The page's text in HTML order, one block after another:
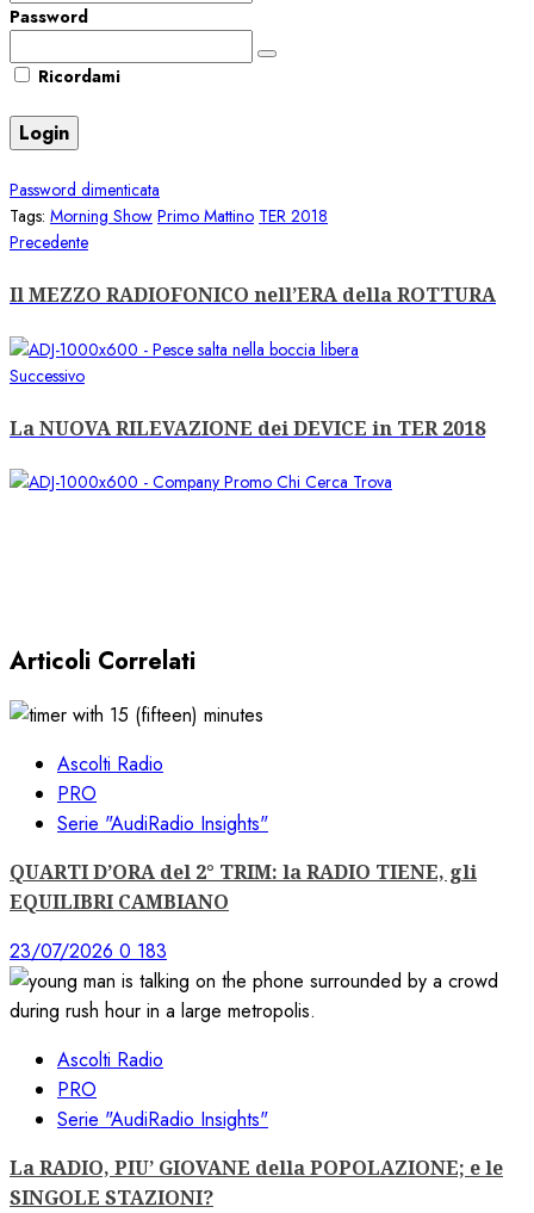
Password
Ricordami
Password dimenticata
Tags: Morning Show Primo Mattino TER 2018
Navigazione
articolo
PrecedenteArticolo
Il MEZZO RADIOFONICO nell’ERA della ROTTURA
SuccessivoArticolo
La NUOVA RILEVAZIONE dei DEVICE in TER 2018
Articoli Correlati
Ascolti Radio
PRO
Serie "AudiRadio Insights"
QUARTI D’ORA del 2° TRIM: la RADIO TIENE, gli
EQUILIBRI CAMBIANO
23/07/2026 0 183
Ascolti Radio
PRO
Serie "AudiRadio Insights"
La RADIO, PIU’ GIOVANE della POPOLAZIONE; e le
SINGOLE STAZIONI?